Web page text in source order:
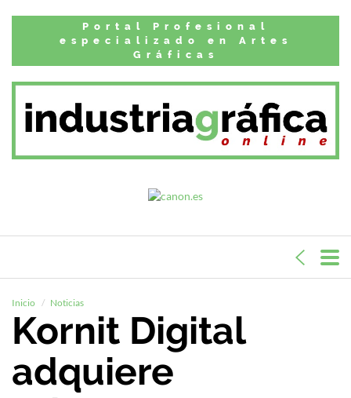
Portal Profesional
especializado en Artes
Gráficas
Inicio Noticias
Kornit Digital
adquiere